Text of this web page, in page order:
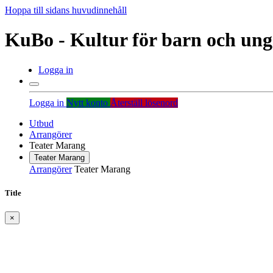
Hoppa till sidans huvudinnehåll
KuBo - Kultur för barn och
Logga in
Logga in Nytt konto Återställ lösenord
Utbud
Arrangörer
Teater Marang
Teater Marang
Arrangörer Teater Marang
Title
×